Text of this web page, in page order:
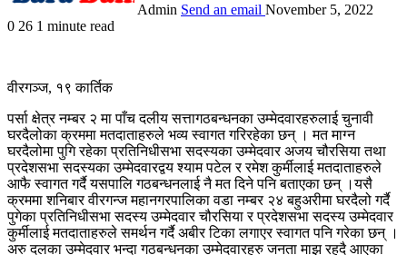
Admin Send an email November 5, 2022
0 26 1 minute read
वीरगञ्ज, १९ कार्तिक
पर्सा क्षेत्र नम्बर २ मा पाँच दलीय सत्तागठबन्धनका उम्मेदवारहरुलाई चुनावी
घरदैलोका क्रममा मतदाताहरुले भव्य स्वागत गरिरहेका छन् । मत माग्न
घरदैलोमा पुगि रहेका प्रतिनिधीसभा सदस्यका उम्मेदवार अजय चौरसिया तथा
प्रदेशसभा सदस्यका उम्मेदवारद्वय श्याम पटेल र रमेश कुर्मीलाई मतदाताहरुले
आफै स्वागत गर्दै यसपालि गठबन्धनलाई नै मत दिने पनि बताएका छन् ।यसै
क्रममा शनिबार वीरगन्ज महानगरपालिका वडा नम्बर २४ बहुअरीमा घरदैलो गर्दै
पुगेका प्रतिनिधीसभा सदस्य उम्मेदवार चौरसिया र प्रदेशसभा सदस्य उम्मेदवार
कुर्मीलाई मतदाताहरुले समर्थन गर्दै अबीर टिका लगाएर स्वागत पनि गरेका छन् ।
अरु दलका उम्मेदवार भन्दा गठबन्धनका उम्मेदवारहरु जनता माझ रहदै आएका